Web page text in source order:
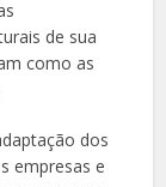
de sua
como as
dos
empresas e